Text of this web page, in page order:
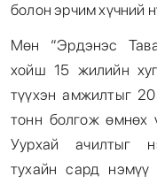
болон эрчим хүчний
Мөн “Эрдэнэс
хойш 15 жилийн
түүхэн амжилтыг
тонн болгож өмнөх
Уурхай ачилтыг
тухайн сард нэмүү